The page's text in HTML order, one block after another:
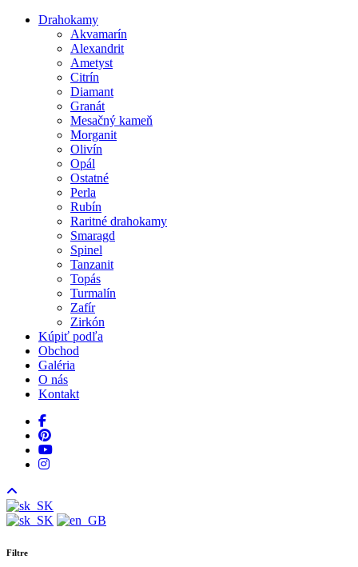
Close
Drahokamy
Akvamarín
Alexandrit
Ametyst
Citrín
Diamant
Granát
Mesačný kameň
Morganit
Olivín
Opál
Ostatné
Perla
Rubín
Raritné drahokamy
Smaragd
Spinel
Tanzanit
Topás
Turmalín
Zafír
Zirkón
Kúpiť podľa
Obchod
Galéria
O nás
Kontakt
facebook
pinterest
youtube
instagram
Filtre